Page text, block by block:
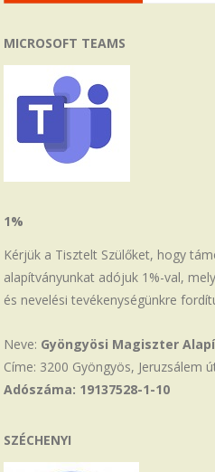
MICROSOFT TEAMS
1%
Kérjük a Tisztelt Szülőket, hogy
alapítványunkat adójuk 1%-val,
és nevelési tevékenységünkre
Neve: Gyöngyösi Magiszter
Címe: 3200 Gyöngyös, Jeruzsálem
Adószáma: 19137528-1-10
SZÉCHENYI